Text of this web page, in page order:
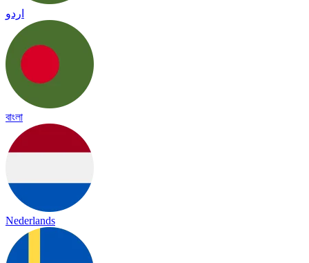
اردو
বাংলা
Nederlands